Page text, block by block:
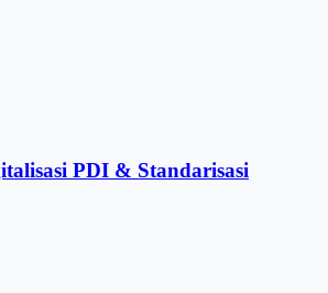
PDI & Standarisasi